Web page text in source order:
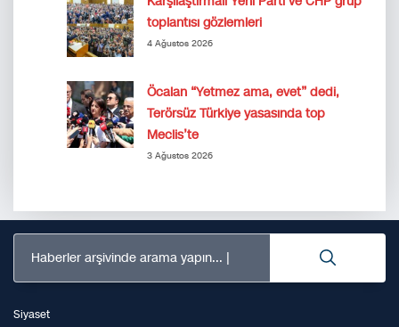
toplantısı gözlemleri
4 Ağustos 2026
Öcalan “Yetmez ama, evet” dedi,
Terörsüz Türkiye yasasında top
Meclis’te
3 Ağustos 2026
Haberler arşivinde arama yapın...
Siyaset